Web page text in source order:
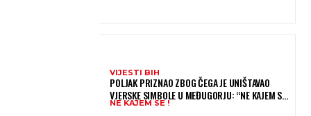
VIJESTI BIH
POLJAK PRIZNAO ZBOG ČEGA JE UNIŠTAVAO
VJERSKE SIMBOLE U MEĐUGORJU: “NE KAJEM SE I
PONOVIO BIH SVE”
NE KAJEM SE !